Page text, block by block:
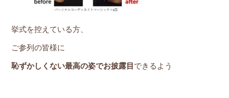
挙式を控えている方、
ご参列の皆様に
恥ずかしくない最高の姿でお披露目 できるよう